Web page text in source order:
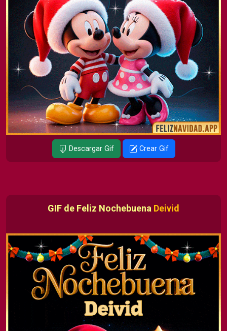
Descargar Gif Crear Gif
GIF de Feliz Nochebuena Deivid